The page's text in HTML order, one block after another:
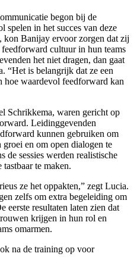
begon bij de
spelen in het succes van deze
kon Banijay ervoor zorgen dat zij
cultuur in hun teams
het niet dragen, dan gaat
“Het is belangrijk dat ze een
hoe waardevol feedforward kan
Schrikkema, waren gericht op
Leidinggevenden
kunnen gebruiken om
groei en om open dialogen te
de sessies werden realistische
te maken.
ze het oppakten,” zegt Lucia.
zelfs om extra begeleiding om
eerste resultaten laten zien dat
krijgen in hun rol en
omarmen.
na de training op voor